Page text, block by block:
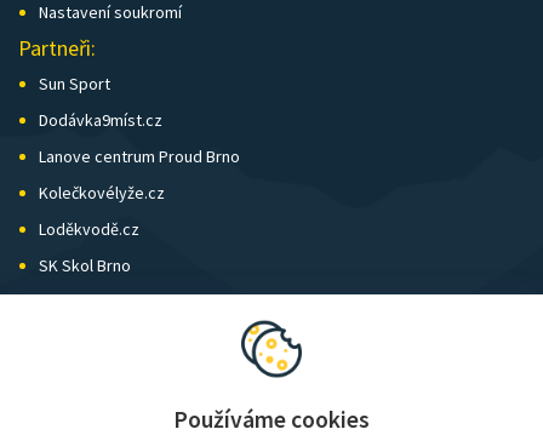
Nastavení soukromí
Partneři:
Sun Sport
Dodávka9míst.cz
Lanove centrum Proud Brno
Kolečkovélyže.cz
Loděkvodě.cz
SK Skol Brno
Používáme cookies